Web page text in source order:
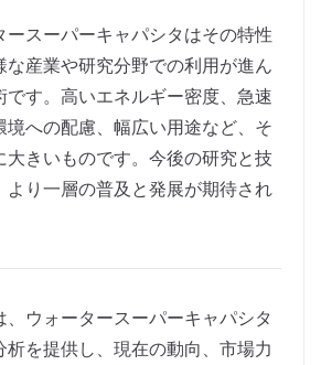
ースーパーキャパシタはその特性
な産業や研究分野での利用が進ん
です。高いエネルギー密度、急速
境への配慮、幅広い用途など、そ
大きいものです。今後の研究と技
より一層の普及と発展が期待され
ウォータースーパーキャパシタ
を提供し、現在の動向、市場力